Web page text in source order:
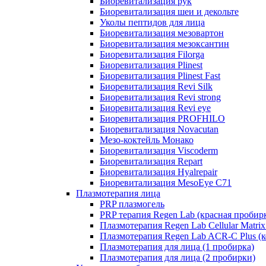
Биоревитализация шеи и декольте
Уколы пептидов для лица
Биоревитализация мезовартон
Биоревитализация мезоксантин
Биоревитализация Filorga
Биоревитализация Plinest
Биоревитализация Plinest Fast
Биоревитализация Revi Silk
Биоревитализация Revi strong
Биоревитализация Revi eye
Биоревитализация PROFHILO
Биоревитализация Novacutan
Мезо-коктейль Монако
Биоревитализация Viscoderm
Биоревитализация Repart
Биоревитализация Hyalrepair
Биоревитализация MesoEye C71
Плазмотерапия лица
PRP плазмогель
PRP терапия Regen Lab (красная
Плазмотерапия Regen Lab Cellular
Плазмотерапия Regen Lab ACR-C Plus
Плазмотерапия для лица (1 пробирка)
Плазмотерапия для лица (2 пробирки)